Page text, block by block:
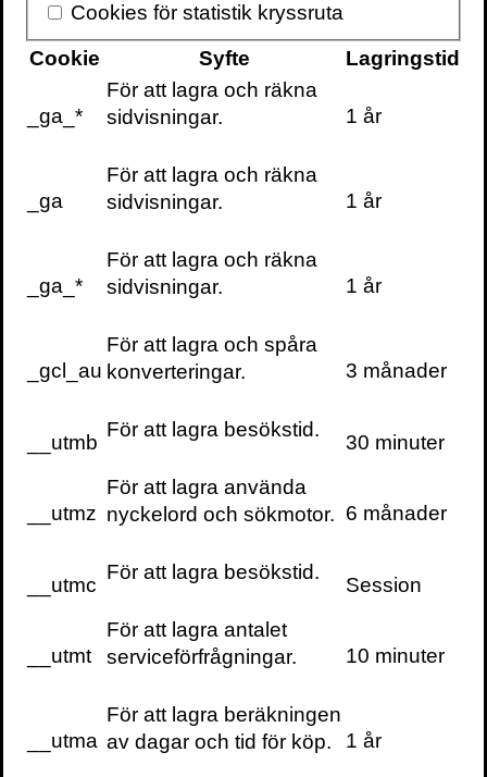
Volante
Cookies för statistik kryssruta
Cookie
Syfte Lagringstid
_ga_*
För att lagra och räkna
sidvisningar.
1 år
_ga
För att lagra och räkna
sidvisningar.
1 år
_ga_*
För att lagra och räkna
sidvisningar.
1 år
_gcl_au
För att lagra och spåra
konverteringar.
3 månader
__utmb
För att lagra besökstid.
30 minuter
__utmz
För att lagra använda
nyckelord och sökmotor. 6 månader
__utmc
För att lagra besökstid.
Session
__utmt
För att lagra antalet
serviceförfrågningar.
10 minuter
__utma
För att lagra beräkningen
av dagar och tid för köp.
1 år